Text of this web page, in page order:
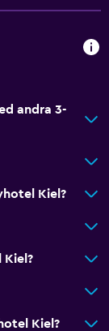
andra 3-
Kiel?
Kiel?